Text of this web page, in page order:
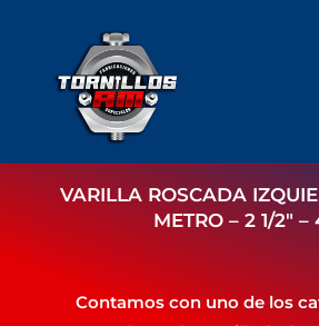
VARILLA ROSCADA
METRO – 2 1/2″ –
Contamos con uno de los